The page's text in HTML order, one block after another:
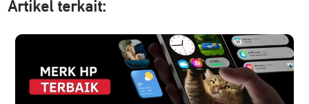
Artikel terkait: